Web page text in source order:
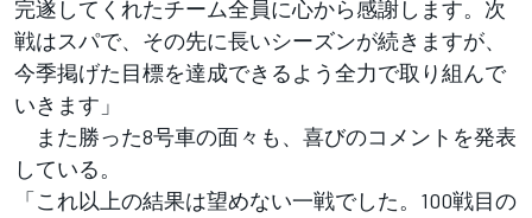
完遂してくれたチーム全員に心から感謝します。次
戦はスパで、その先に長いシーズンが続きますが、
今季掲げた目標を達成できるよう全力で取り組んで
いきます」
また勝った8号車の面々も、喜びのコメントを発表
している。
「これ以上の結果は望めない一戦でした。100戦目の